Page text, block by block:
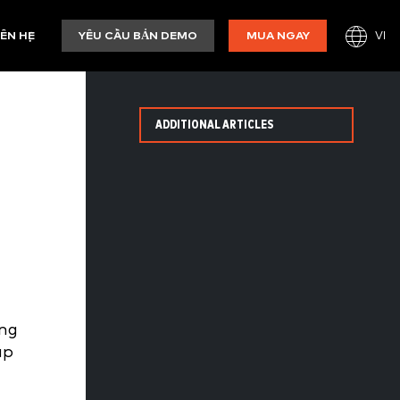
HỆ YÊU CẦU BẢN DEMO MUA NGAY VI
ADDITIONAL ARTICLES